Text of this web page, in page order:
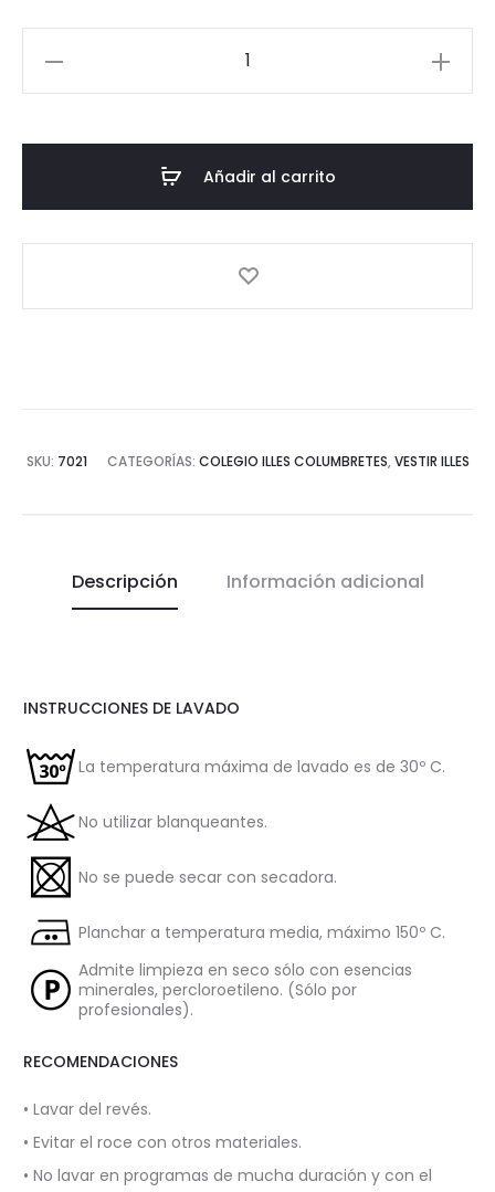
hasta
31,50 €
Goma
Tensora
Añadir al carrito
SKU: 7021 CATEGORÍAS: COLEGIO ILLES COLUMBRETES, VESTIR ILLES
Descripción Información adicional
INSTRUCCIONES DE LAVADO
La temperatura máxima de lavado es de 30º C.
No utilizar blanqueantes.
No se puede secar con secadora.
Planchar a temperatura media, máximo 150º C.
Admite limpieza en seco sólo con esencias
minerales, percloroetileno. (Sólo por
profesionales).
RECOMENDACIONES
• Lavar del revés.
• Evitar el roce con otros materiales.
• No lavar en programas de mucha duración y con el